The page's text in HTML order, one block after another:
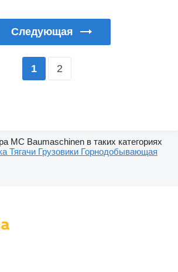
Следующая
1 2
MC Baumaschinen в таких категориях
Тягачи Грузовики Горнодобывающая